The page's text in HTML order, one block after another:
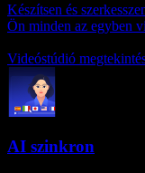
Készítsen és
Ön minden az egyben
Videóstúdió
AI szinkron